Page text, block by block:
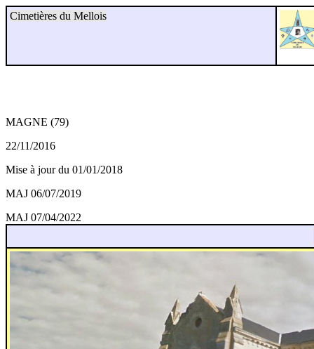
Cimetières du Mellois
MAGNE (79)
22/11/2016
Mise à jour du 01/01/2018
MAJ 06/07/2019
MAJ 07/04/2022